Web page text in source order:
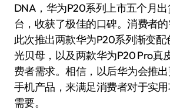
DNA，华为P20系列上市五个月
台，收获了极佳的口碑。消费者的
此次推出两款华为P20系列渐变
光贝母，以及两款华为P20 Pro真
费者需求。相信，以后华为会推
手机产品，来满足消费者对于实
需要。